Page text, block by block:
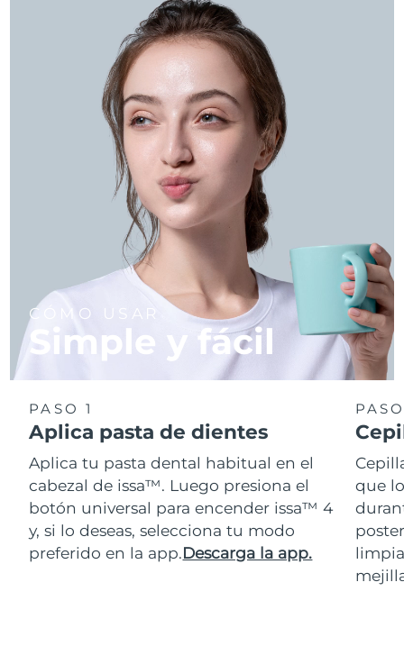
CÓMO USAR
Simple y fácil
PASO 1
Aplica pasta de dientes
Aplica tu pasta dental habitual en el
cabezal de issa™. Luego presiona el
botón universal para encender issa™ 4
y, si lo deseas, selecciona tu modo
preferido en la app.Descarga la app.
que